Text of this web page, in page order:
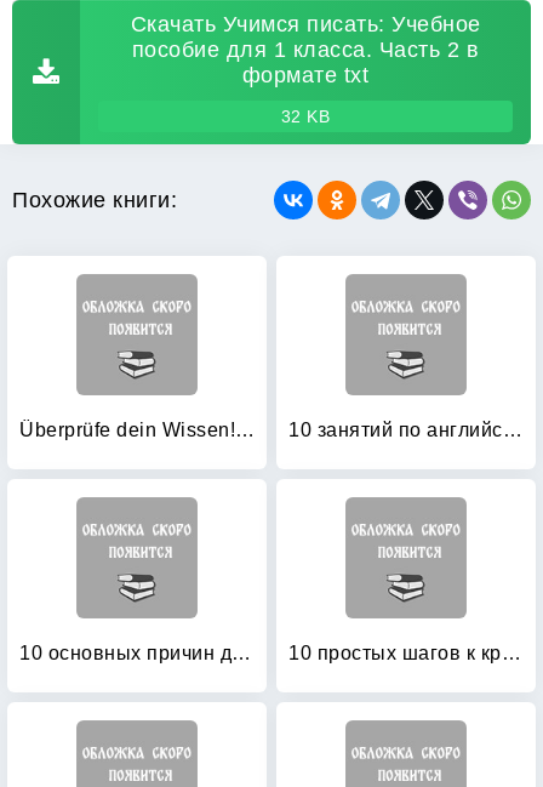
Скачать Учимся писать: Учебное
пособие для 1 класса. Часть 2 в
формате txt
32 KB
Похожие книги:
Überprüfe dein Wissen! Deutsch 2: Klasse 10 занятий по английскому: Пособие для преподавания и для занятий на курсах английского языка Александра Драгункина
10 основных причин для изучения для иностранного языка (английский язык) 10 простых шагов к красивому и правильному письму